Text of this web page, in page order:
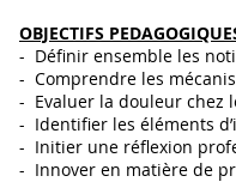
OBJECTIFS
- Définir ensemble les
- Comprendre les
- Evaluer la douleur chez
- Identifier les éléments
- Initier une réflexion
- Innover en matière de